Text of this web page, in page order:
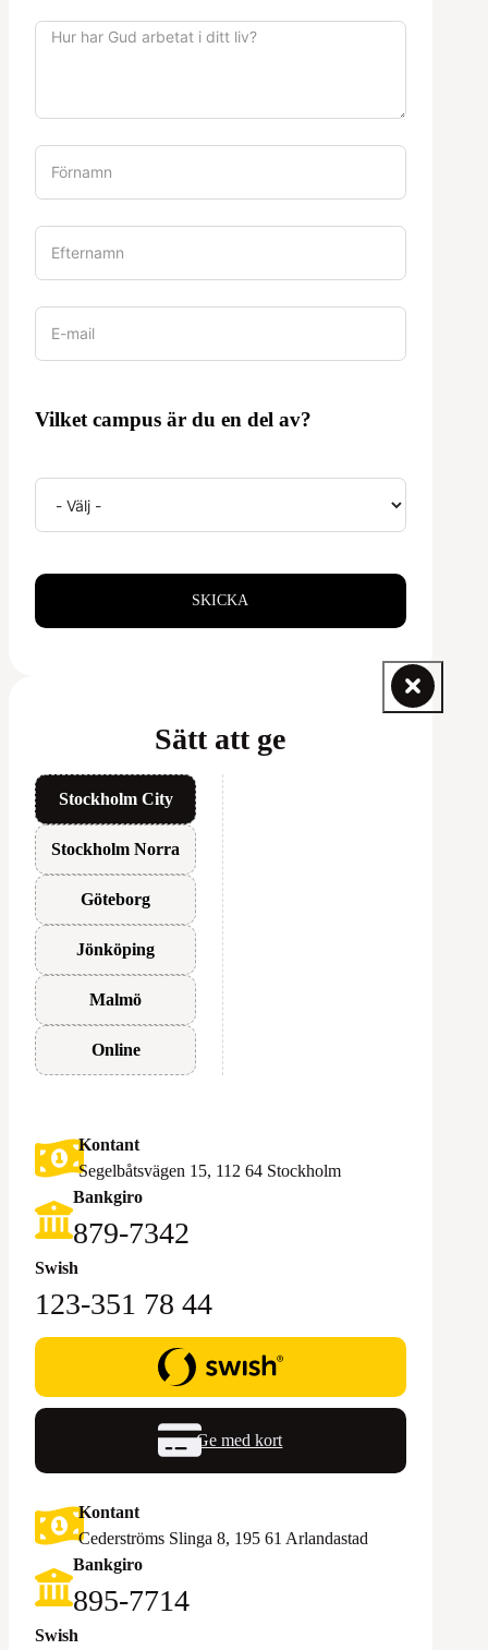
Vilket campus är du en del av?
SKICKA
Sätt att ge
Stockholm City
Stockholm Norra
Göteborg
Jönköping
Malmö
Online
Kontant
Segelbåtsvägen 15, 112 64 Stockholm
Bankgiro
879-7342
Swish
123-351 78 44
Ge med kort
Kontant
Cederströms Slinga 8, 195 61 Arlandastad
Bankgiro
895-7714‬
Swish